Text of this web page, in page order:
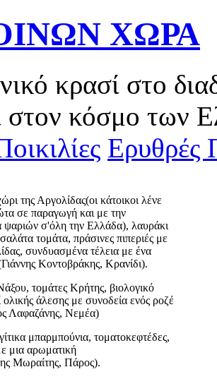
ΧΩΡΑ
κρασί στο
στον κόσμο των
Ερυθρές
της Αργολίδας(οι κάτοικοι λένε
σε παραγωγή και με την
ψαριών σ'όλη την Ελλάδα), λαυράκι
τομάτα, πράσινες πιπεριές με
συνδυασμένα τέλεια με ένα
Κοντοβράκης, Κρανίδι).
τομάτες Κρήτης, βιολογικό
άλεσης με συνοδεία ενός ροζέ
Λαφαζάνης, Νεμέα)
μπαρμπούνια, τοματοκεφτέδες,
μια αρωματική
Μωραίτης, Πάρος).